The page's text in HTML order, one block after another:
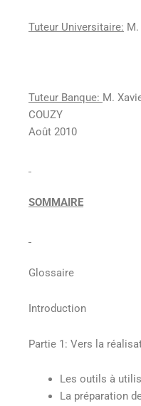
Tuteur Universitaire:
Tuteur Banque: M.
Août 2010
SOMMAIRE
Glossaire
Introduction
Partie 1: Vers la
Les outils à
La préparation